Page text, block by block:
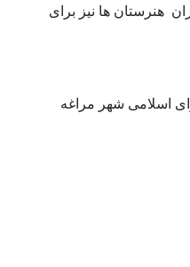
هنرستان ها نیز برای
اسلامی شهر مراغه